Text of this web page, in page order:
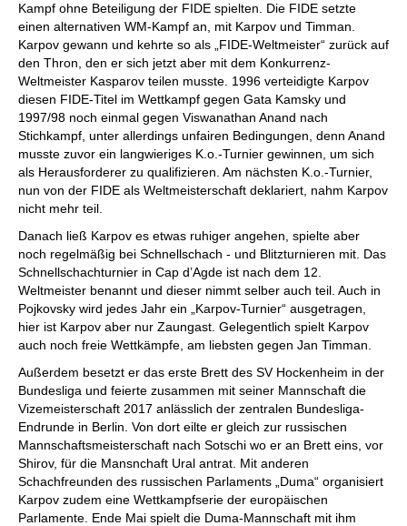
Kampf ohne Beteiligung der FIDE spielten. Die FIDE setzte
einen alternativen WM-Kampf an, mit Karpov und Timman.
Karpov gewann und kehrte so als „FIDE-Weltmeister“ zurück auf
den Thron, den er sich jetzt aber mit dem Konkurrenz-
Weltmeister Kasparov teilen musste. 1996 verteidigte Karpov
diesen FIDE-Titel im Wettkampf gegen Gata Kamsky und
1997/98 noch einmal gegen Viswanathan Anand nach
Stichkampf, unter allerdings unfairen Bedingungen, denn Anand
musste zuvor ein langwieriges K.o.-Turnier gewinnen, um sich
als Herausforderer zu qualifizieren. Am nächsten K.o.-Turnier,
nun von der FIDE als Weltmeisterschaft deklariert, nahm Karpov
nicht mehr teil.
Danach ließ Karpov es etwas ruhiger angehen, spielte aber
noch regelmäßig bei Schnellschach - und Blitzturnieren mit. Das
Schnellschachturnier in Cap d’Agde ist nach dem 12.
Weltmeister benannt und dieser nimmt selber auch teil. Auch in
Pojkovsky wird jedes Jahr ein „Karpov-Turnier“ ausgetragen,
hier ist Karpov aber nur Zaungast. Gelegentlich spielt Karpov
auch noch freie Wettkämpfe, am liebsten gegen Jan Timman.
Außerdem besetzt er das erste Brett des SV Hockenheim in der
Bundesliga und feierte zusammen mit seiner Mannschaft die
Vizemeisterschaft 2017 anlässlich der zentralen Bundesliga-
Endrunde in Berlin. Von dort eilte er gleich zur russischen
Mannschaftsmeisterschaft nach Sotschi wo er an Brett eins, vor
Shirov, für die Mansnchaft Ural antrat. Mit anderen
Schachfreunden des russischen Parlaments „Duma“ organisiert
Karpov zudem eine Wettkampfserie der europäischen
Parlamente. Ende Mai spielt die Duma-Mannschaft mit ihm